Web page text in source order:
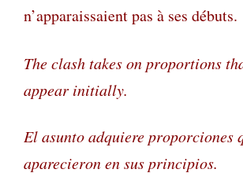
n’apparaissaient pas à ses débuts.
The clash takes on proportions
appear initially.
El asunto adquiere proporciones
aparecieron en sus principios.